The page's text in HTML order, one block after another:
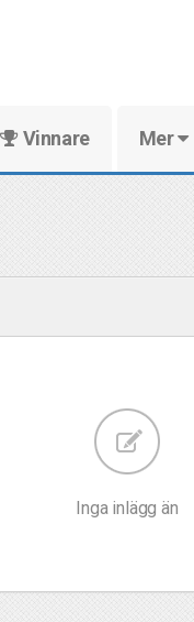
Vinnare Mer
Inga inlägg än